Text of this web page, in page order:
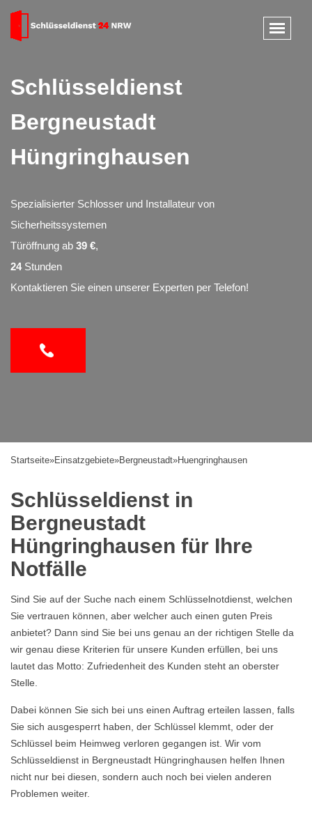
Schlüsseldienst
Bergneustadt
Hüngringhausen
Spezialisierter Schlosser und Installateur von
Sicherheitssystemen
Türöffnung ab 39 €,
24Stunden
Kontaktieren Sie einen unserer Experten per Telefon!
Startseite»Einsatzgebiete»Bergneustadt»Huengringhausen
Schlüsseldienst in
Bergneustadt
Hüngringhausen für Ihre
Notfälle
Sind Sie auf der Suche nach einem Schlüsselnotdienst, welchen
Sie vertrauen können, aber welcher auch einen guten Preis
anbietet? Dann sind Sie bei uns genau an der richtigen Stelle da
wir genau diese Kriterien für unsere Kunden erfüllen, bei uns
lautet das Motto: Zufriedenheit des Kunden steht an oberster
Stelle.
Dabei können Sie sich bei uns einen Auftrag erteilen lassen, falls
Sie sich ausgesperrt haben, der Schlüssel klemmt, oder der
Schlüssel beim Heimweg verloren gegangen ist. Wir vom
Schlüsseldienst in Bergneustadt Hüngringhausen helfen Ihnen
nicht nur bei diesen, sondern auch noch bei vielen anderen
Problemen weiter.